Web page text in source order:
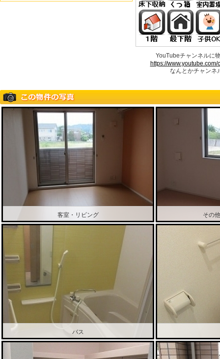
YouTubeチャンネルに
https://
なんとかチャンネ
客室・リビング その
バス